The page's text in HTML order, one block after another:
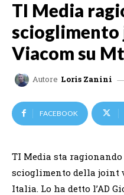
TI Media
Viacom su
Autore Loris Zanini
FACEBOOK
TI Media sta
scioglimento della joint
Italia. Lo ha detto l’AD